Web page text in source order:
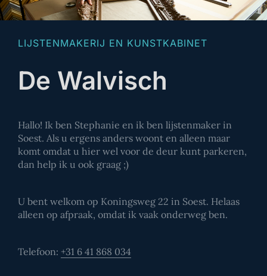
LIJSTENMAKERIJ EN KUNSTKABINET
De Walvisch
Hallo! Ik ben Stephanie en ik ben lijstenmaker in
Soest. Als u ergens anders woont en alleen maar
komt omdat u hier wel voor de deur kunt parkeren,
dan help ik u ook graag ;)
U bent welkom op Koningsweg 22 in Soest. Helaas
alleen op afpraak, omdat ik vaak onderweg ben.
Telefoon: +31 6 41 868 034